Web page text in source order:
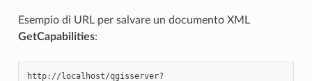
Esempio di URL per salvare un documento XML
GetCapabilities: